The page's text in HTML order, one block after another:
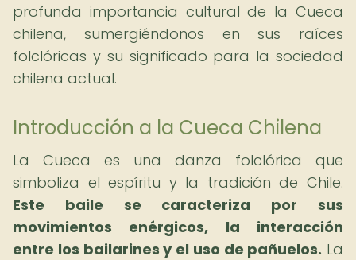
profunda importancia cultural de la Cueca
chilena, sumergiéndonos en sus raíces
folclóricas y su significado para la sociedad
chilena actual.
Introducción a la Cueca Chilena
La Cueca es una danza folclórica que
simboliza el espíritu y la tradición de Chile.
Este baile se caracteriza por sus
movimientos enérgicos, la interacción
entre los bailarines y el uso de pañuelos. La